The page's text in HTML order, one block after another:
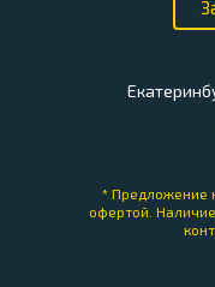
* Предложение
офертой.